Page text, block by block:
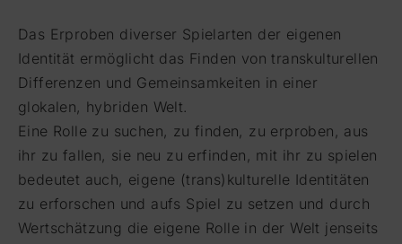
Das Erproben diverser Spielarten der eigenen
Identität ermöglicht das Finden von transkulturellen
Differenzen und Gemeinsamkeiten in einer
glokalen, hybriden Welt.
Eine Rolle zu suchen, zu finden, zu erproben, aus
ihr zu fallen, sie neu zu erfinden, mit ihr zu spielen
bedeutet auch, eigene (trans)kulturelle Identitäten
zu erforschen und aufs Spiel zu setzen und durch
Wertschätzung die eigene Rolle in der Welt jenseits